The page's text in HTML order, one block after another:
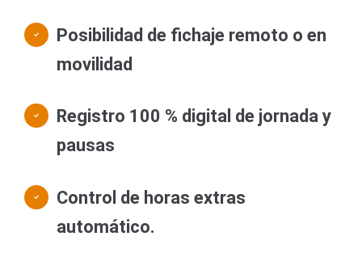
Registro 100 % digital de jornada y
pausas
Control de horas extras
automático.
Posibilidad de fichaje remoto o en
movilidad